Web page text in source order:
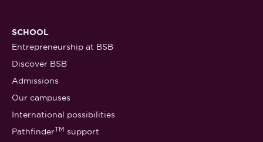
SCHOOL
Entrepreneurship at BSB
Discover BSB
Admissions
Our campuses
International possibilities
PathfinderTM support